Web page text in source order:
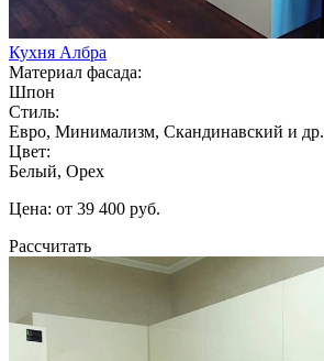
Кухня Албра
Материал фасада:
Шпон
Стиль:
Евро, Минимализм, Скандинавский и др.
Цвет:
Белый, Орех
Цена: от 39 400 руб.
Рассчитать